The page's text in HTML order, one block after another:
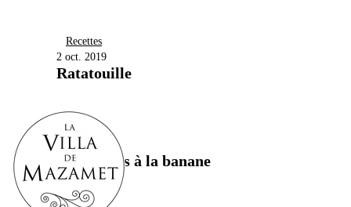
Recettes
2 oct. 2019
Ratatouille
Recettes
1 sept. 2019
Mini cakes à la banane